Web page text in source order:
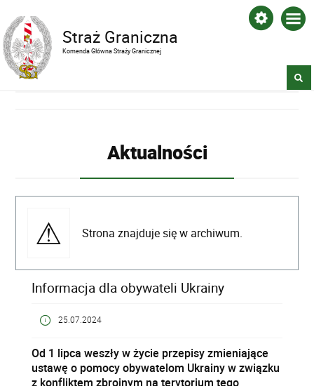
Straż Graniczna
Komenda Główna Straży Granicznej
Aktualności
Strona znajduje się w archiwum.
Informacja dla obywateli Ukrainy
25.07.2024
Od 1 lipca weszły w życie przepisy zmieniające
ustawę o pomocy obywatelom Ukrainy w związku
z konfliktem zbrojnym na terytorium tego